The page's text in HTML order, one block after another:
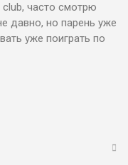
часто смотрю
давно, но парень уже
уже поиграть по